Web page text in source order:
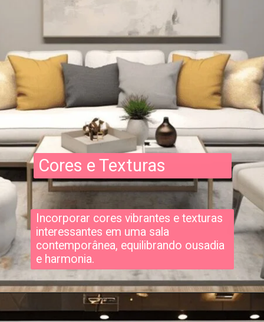
Cores e Texturas
Incorporar cores vibrantes e texturas
interessantes em uma sala
contemporânea, equilibrando ousadia
e harmonia.